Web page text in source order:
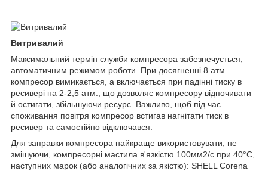
Витривалий
Максимальний термін служби компресора забезпечується,
автоматичним режимом роботи. При досягненні 8 атм
компресор вимикається, а включається при падінні тиску в
ресивері на 2-2,5 атм., що дозволяє компресору відпочивати
й остигати, збільшуючи ресурс. Важливо, щоб під час
споживання повітря компресор встигав нагнітати тиск в
ресивер та самостійно відключався.
Для заправки компресора найкраще використовувати, не
змішуючи, компресорні мастила в'язкістю 100мм2/с при 40°C,
наступних марок (або аналогічних за якістю): SHELL Corena